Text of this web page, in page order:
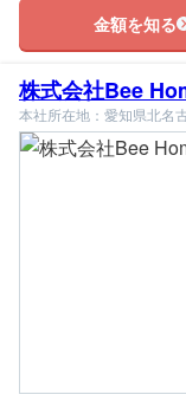
金額を知る
株式会社Bee
本社所在地：愛知県北名